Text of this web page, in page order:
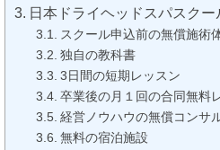
日本ドライヘッドスパスク
スクール申込前の無償施術
独自の教科書
3日間の短期レッスン
卒業後の月１回の合同無料
経営ノウハウの無償コンサ
無料の宿泊施設